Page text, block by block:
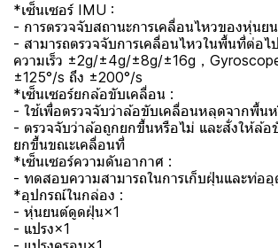
*เซ็นเซอร์ IMU :
- การตรวจจับสถานะการเคลื่อนไหวของหุ่นย
- สามารถตรวจจับการเคลื่อนไหวในพื้นที่ต่อไป
ความเร็ว ±2g/±4g/±8g/±16g，
±125°/s ถึง ±200°/s
*เซ็นเซอร์ยกล้อขับเคลื่อน :
- ใช้เพื่อตรวจจับว่าล้อขับเคลื่อนหลุดจากพื้น
- ตรวจจับว่าล้อถูกยกขึ้นหรือไม่ และสั่งให้ล้
ยกขึ้นขณะเคลื่อนที่
*เซ็นเซอร์ความดันอากาศ :
- ทดสอบความสามารถในการเก็บฝุ่นและท่อ
*อุปกรณ์ในกล่อง :
- หุ่นยนต์ดูดฝุ่น×1
- แปรง×1